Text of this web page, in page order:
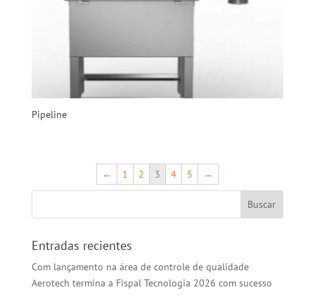
Pipeline
← 1 2 3 4 5 →
Entradas recientes
Com lançamento na área de controle de qualidade
Aerotech termina a Fispal Tecnologia 2026 com sucesso